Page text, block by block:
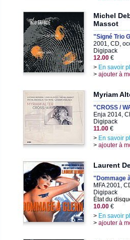
Michel
Massot
"Signé Trio
2001, CD,
Digipack
12.00 €
> En savoir
> ajouter à
Myriam
"CROSS /
Enja 2014,
Digipack
11.00 €
> En savoir
> ajouter à
Laurent
"Dommage
MFA 2001,
Digipack
État du
10.00 €
> En savoir
> ajouter à